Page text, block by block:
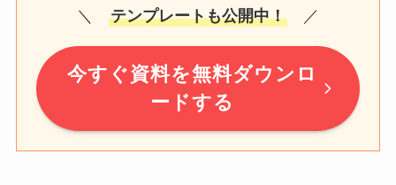
＼ テンプレートも公開中！ ／
今すぐ資料を無料ダウンロ
ードする